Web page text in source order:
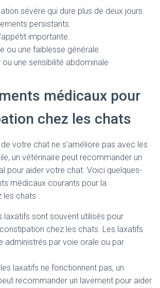
sévère qui dure plus de deux jours.
persistants.
importante.
ou une faiblesse générale.
ou une sensibilité abdominale
médicaux pour
chez les chats
votre chat ne s’améliore pas avec les
un vétérinaire peut recommander un
pour aider votre chat. Voici quelques-
médicaux courants pour la
les chats :
laxatifs sont souvent utilisés pour
chez les chats. Les laxatifs
administrés par voie orale ou par
laxatifs ne fonctionnent pas, un
recommander un lavement pour aider